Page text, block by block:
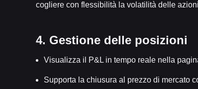
cogliere con flessibilità la volatilità delle
4. Gestione delle posizioni
Visualizza il P&L in tempo reale nella
Supporta la chiusura al prezzo di mercato